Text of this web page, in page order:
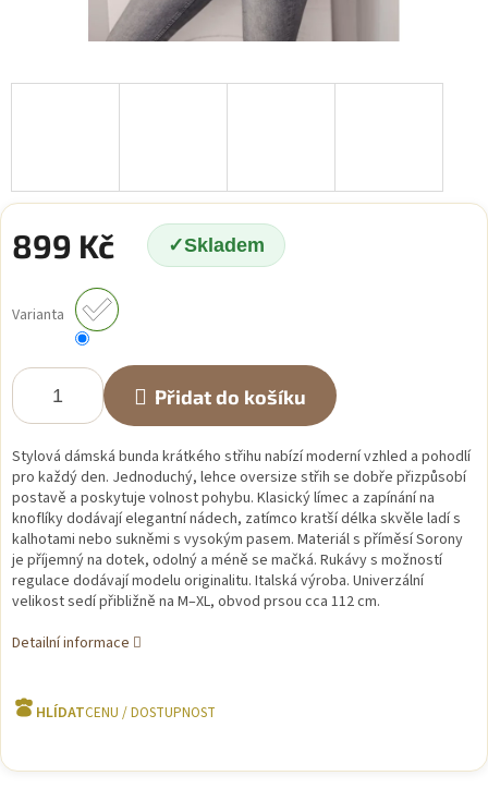
899 Kč Skladem
cena:
Varianta
Přidat do košíku
Stylová dámská bunda krátkého střihu nabízí moderní vzhled a pohodlí
pro každý den. Jednoduchý, lehce oversize střih se dobře přizpůsobí
postavě a poskytuje volnost pohybu. Klasický límec a zapínání na
knoflíky dodávají elegantní nádech, zatímco kratší délka skvěle ladí s
kalhotami nebo sukněmi s vysokým pasem. Materiál s příměsí Sorony
je příjemný na dotek, odolný a méně se mačká. Rukávy s možností
regulace dodávají modelu originalitu. Italská výroba. Univerzální
velikost sedí přibližně na M–XL, obvod prsou cca 112 cm.
Detailní informace
HLÍDAT